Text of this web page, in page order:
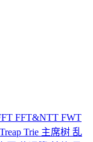
FFT&NTT FWT
Treap Trie 主席树 乱